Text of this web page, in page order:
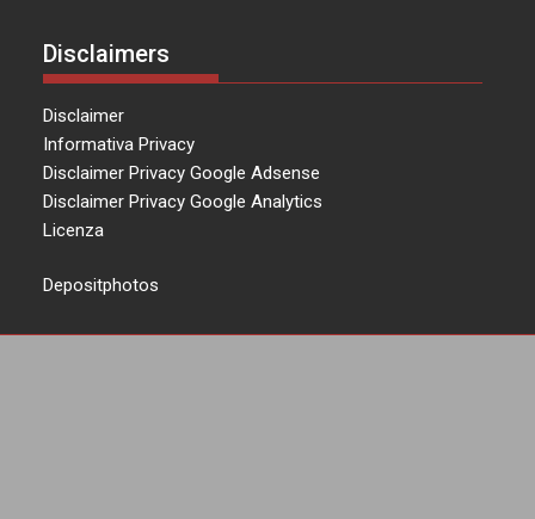
Disclaimers
Disclaimer
Informativa Privacy
Disclaimer Privacy Google Adsense
Disclaimer Privacy Google Analytics
Licenza
Depositphotos